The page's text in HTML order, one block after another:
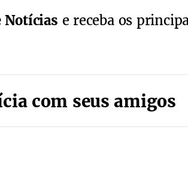
Notícias e receba os
com seus amigos